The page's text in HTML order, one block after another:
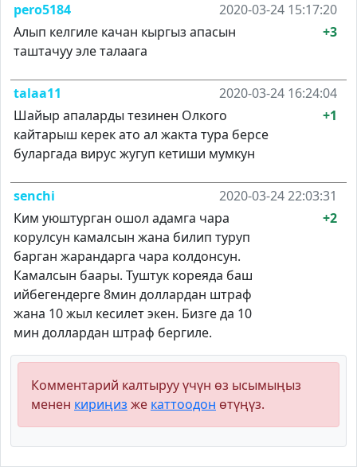
pero5184
2020-03-24 15:17:20
Алып келгиле качан кыргыз апасын
таштачуу эле талаага
+3
talaa11
2020-03-24 16:24:04
Шайыр апаларды тезинен Олкого
кайтарыш керек ато ал жакта тура берсе
буларгада вирус жугуп кетиши мумкун
+1
senchi
2020-03-24 22:03:31
Ким уюштурган ошол адамга чара
корулсун камалсын жана билип туруп
барган жарандарга чара колдонсун.
Камалсын баары. Туштук кореяда баш
ийбегендерге 8мин доллардан штраф
жана 10 жыл кесилет экен. Бизге да 10
мин доллардан штраф бергиле.
+2
Комментарий калтыруу үчүн өз ысымыңыз
менен кириңиз же каттоодон өтүңүз.